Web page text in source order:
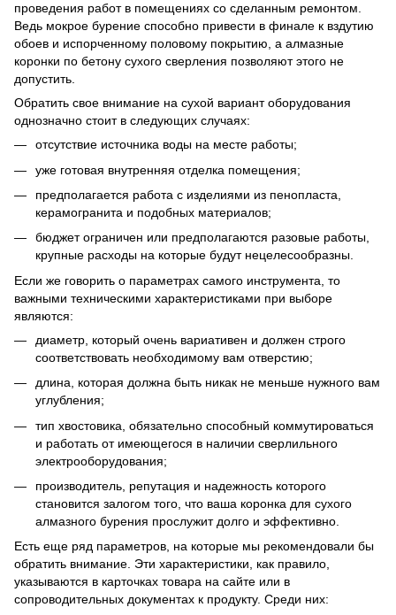
проведения работ в помещениях со сделанным ремонтом.
Ведь мокрое бурение способно привести в финале к вздутию
обоев и испорченному половому покрытию, а алмазные
коронки по бетону сухого сверления позволяют этого не
допустить.
Обратить свое внимание на сухой вариант оборудования
однозначно стоит в следующих случаях:
отсутствие источника воды на месте работы;
уже готовая внутренняя отделка помещения;
предполагается работа с изделиями из пенопласта,
керамогранита и подобных материалов;
бюджет ограничен или предполагаются разовые работы,
крупные расходы на которые будут нецелесообразны.
Если же говорить о параметрах самого инструмента, то
важными техническими характеристиками при выборе
являются:
диаметр, который очень вариативен и должен строго
соответствовать необходимому вам отверстию;
длина, которая должна быть никак не меньше нужного вам
углубления;
тип хвостовика, обязательно способный коммутироваться
и работать от имеющегося в наличии сверлильного
электрооборудования;
производитель, репутация и надежность которого
становится залогом того, что ваша коронка для сухого
алмазного бурения прослужит долго и эффективно.
Есть еще ряд параметров, на которые мы рекомендовали бы
обратить внимание. Эти характеристики, как правило,
указываются в карточках товара на сайте или в
сопроводительных документах к продукту. Среди них: